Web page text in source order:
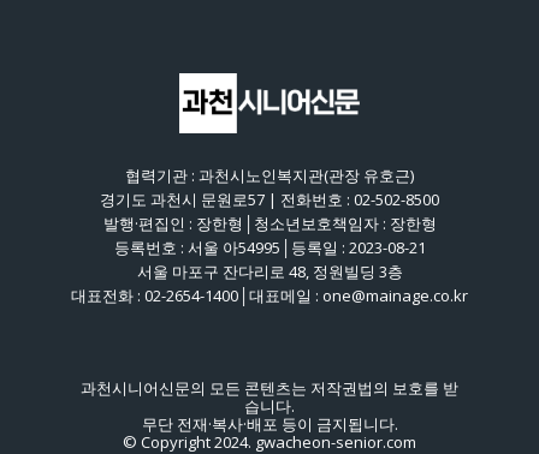
협력기관 : 과천시노인복지관(관장 유호근)
경기도 과천시 문원로57 | 전화번호 : 02-502-8500
발행·편집인 : 장한형│청소년보호책임자 : 장한형
등록번호 : 서울 아54995│등록일 : 2023-08-21
서울 마포구 잔다리로 48, 정원빌딩 3층
대표전화 : 02-2654-1400│대표메일 : one@mainage.co.kr
과천시니어신문의 모든 콘텐츠는 저작권법의 보호를 받
습니다.
무단 전재·복사·배포 등이 금지됩니다.
© Copyright 2024. gwacheon-senior.com